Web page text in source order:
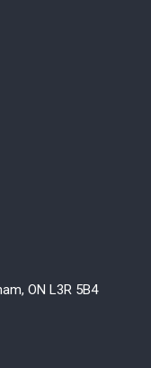
ON L3R 5B4